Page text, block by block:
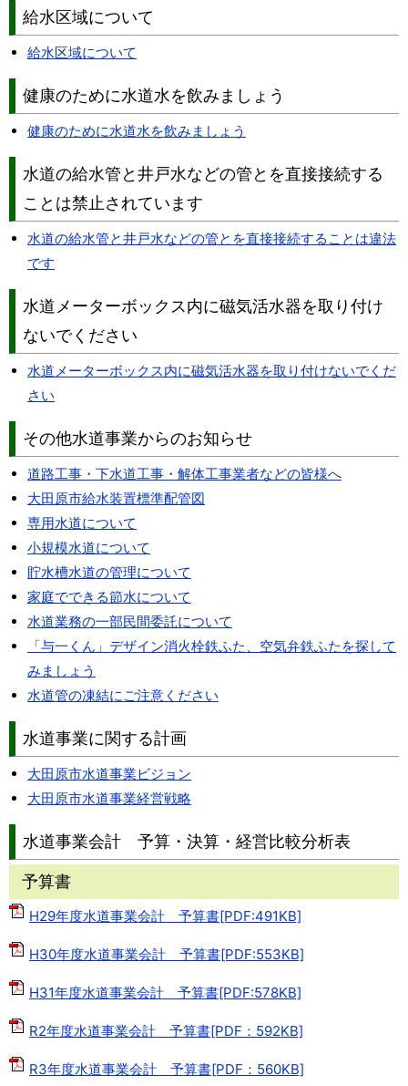
給水区域について
給水区域について
健康のために水道水を飲みましょう
健康のために水道水を飲みましょう
水道の給水管と井戸水などの管とを直接接続する
ことは禁止されています
水道の給水管と井戸水などの管とを直接接続することは違法
です
水道メーターボックス内に磁気活水器を取り付け
ないでください
水道メーターボックス内に磁気活水器を取り付けないでくだ
さい
その他水道事業からのお知らせ
道路工事・下水道工事・解体工事業者などの皆様へ
大田原市給水装置標準配管図
専用水道について
小規模水道について
貯水槽水道の管理について
家庭でできる節水について
水道業務の一部民間委託について
「与一くん」デザイン消火栓鉄ふた、空気弁鉄ふたを探して
みましょう
水道管の凍結にご注意ください
水道事業に関する計画
大田原市水道事業ビジョン
大田原市水道事業経営戦略
水道事業会計 予算・決算・経営比較分析表
予算書
H29年度水道事業会計 予算書[PDF:491KB]
H30年度水道事業会計 予算書[PDF:553KB]
H31年度水道事業会計 予算書[PDF:578KB]
R2年度水道事業会計 予算書[PDF：592KB]
R3年度水道事業会計 予算書[PDF：560KB]